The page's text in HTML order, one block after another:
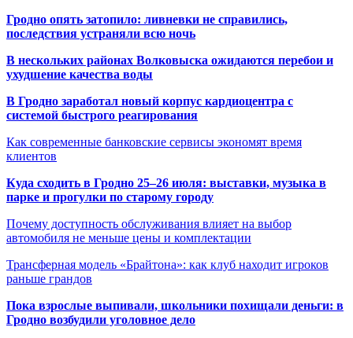
Гродно опять затопило: ливневки не справились,
последствия устраняли всю ночь
В нескольких районах Волковыска ожидаются перебои и
ухудшение качества воды
В Гродно заработал новый корпус кардиоцентра с
системой быстрого реагирования
Как современные банковские сервисы экономят время
клиентов
Куда сходить в Гродно 25–26 июля: выставки, музыка в
парке и прогулки по старому городу
Почему доступность обслуживания влияет на выбор
автомобиля не меньше цены и комплектации
Трансферная модель «Брайтона»: как клуб находит игроков
раньше грандов
Пока взрослые выпивали, школьники похищали деньги: в
Гродно возбудили уголовное дело